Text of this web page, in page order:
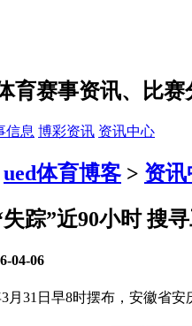
育赛事资讯、比
信息 博彩资讯 资讯中心
ued体育博客 > 资讯
踪”近90小时 搜
04-06
月31日早8时摆布，安徽省